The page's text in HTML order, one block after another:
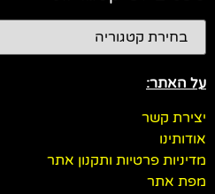
על האתר:
יצירת קשר
אודותינו
מדיניות פרטיות ותקנון אתר
מפת אתר